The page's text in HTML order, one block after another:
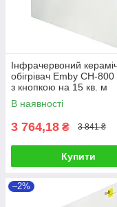
Інфрачервоний
обігрівач Emby CH-800
з кнопкою на 15 кв. м
В наявності
3 764,18 ₴ 3 841 ₴
Купити
–2%